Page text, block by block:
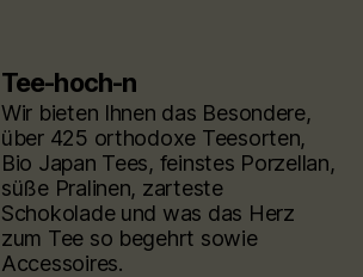
Tee-hoch-n
Wir bieten Ihnen das Besondere,
über 425 orthodoxe Teesorten,
Bio Japan Tees, feinstes Porzellan,
süße Pralinen, zarteste
Schokolade und was das Herz
zum Tee so begehrt sowie
Accessoires.